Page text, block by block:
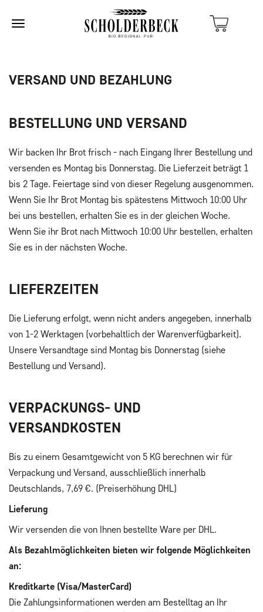
VERSAND UND BEZAHLUNG
BESTELLUNG UND VERSAND
Wir backen Ihr Brot frisch - nach Eingang Ihrer Bestellung und
versenden es Montag bis Donnerstag. Die Lieferzeit beträgt 1
bis 2 Tage. Feiertage sind von dieser Regelung ausgenommen.
Wenn Sie Ihr Brot Montag bis spätestens Mittwoch 10:00 Uhr
bei uns bestellen, erhalten Sie es in der gleichen Woche.
Wenn Sie ihr Brot nach Mittwoch 10:00 Uhr bestellen, erhalten
Sie es in der nächsten Woche.
LIEFERZEITEN
Die Lieferung erfolgt, wenn nicht anders angegeben, innerhalb
von 1-2 Werktagen (vorbehaltlich der Warenverfügbarkeit).
Unsere Versandtage sind Montag bis Donnerstag (siehe
Bestellung und Versand).
VERPACKUNGS- UND
VERSANDKOSTEN
Bis zu einem Gesamtgewicht von 5 KG berechnen wir für
Verpackung und Versand, ausschließlich innerhalb
Deutschlands, 7,69 €. (Preiserhöhung DHL)
Lieferung
Wir versenden die von Ihnen bestellte Ware per DHL.
Als Bezahlmöglichkeiten bieten wir folgende Möglichkeiten
an:
Kreditkarte (Visa/MasterCard)
Die Zahlungsinformationen werden am Bestelltag an Ihr